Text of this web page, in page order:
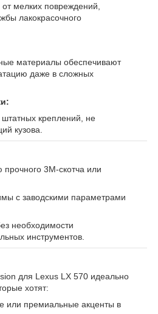
мелких повреждений,
лакокрасочного
материалы обеспечивают
даже в сложных
креплений, не
кузова.
3M-скотча или
с заводскими параметрами
необходимости
инструментов.
для Lexus LX 570 идеально
хотят:
или премиальные акценты в